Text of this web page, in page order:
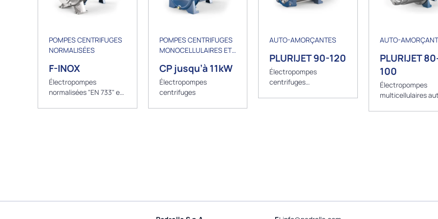
POMPES CENTRIFUGES
NORMALISÉES
F-INOX
Électropompes
normalisées "EN 733" en
POMPES CENTRIFUGES
MONOCELLULAIRES ET
CP jusqu’à 11kW
Électropompes
centrifuges
AUTO-AMORÇANTES
PLURIJET 90-120
Électropompes
centrifuges
AUTO-
PLURIJET
100
Électropompes
multicellulaires